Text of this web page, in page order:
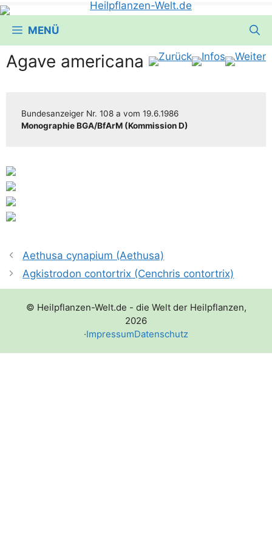
MENÜ
Agave americana
Bun­des­an­zei­ger Nr. 108 a vom 19.6.1986
Mono­gra­phie BGA/​​BfArM (Kom­mis­si­on D)
Aethusa cynapium (Aethusa)
Agkistrodon contortrix (Cenchris contortrix)
© Heilpflanzen-Welt.de - die Welt der Heilpflanzen,
2026
·ImpressumDatenschutz